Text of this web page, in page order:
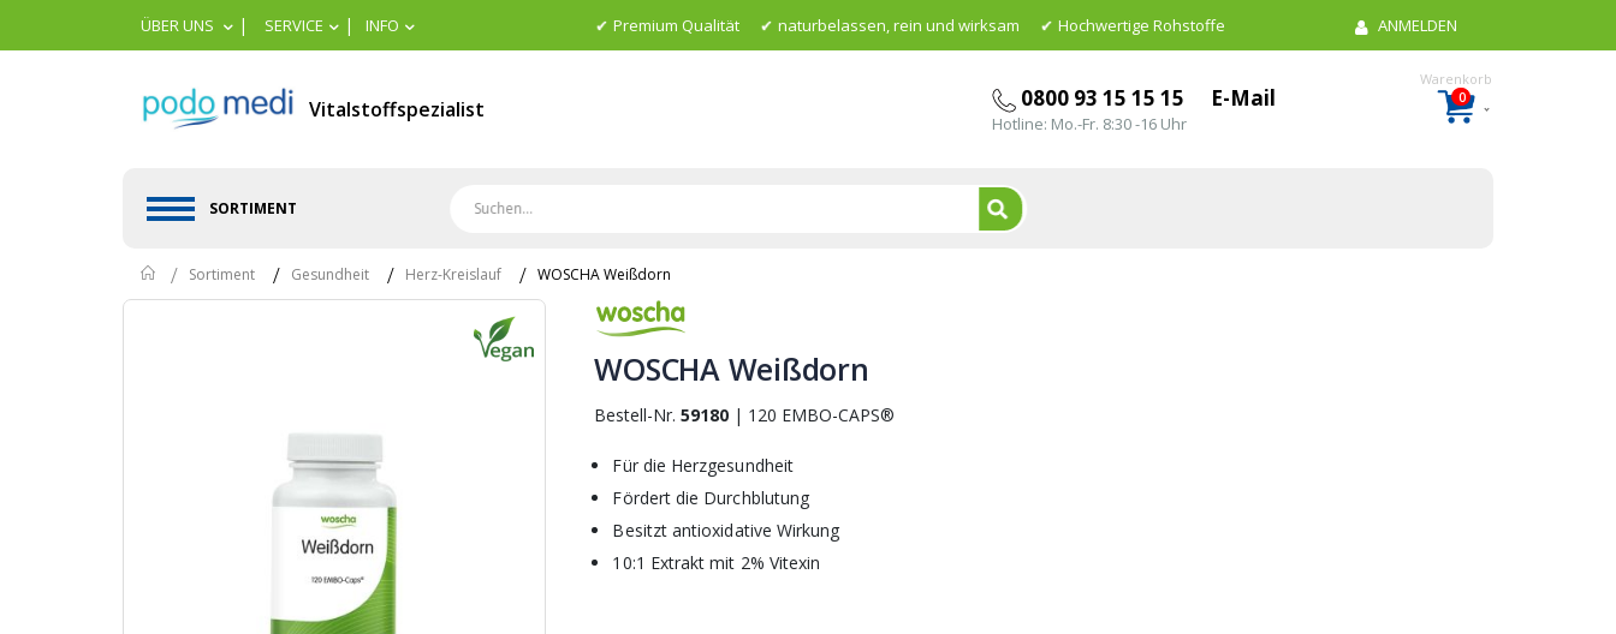
ÜBER UNS | SERVICE | INFO Premium Qualität naturbelassen, rein und wirksam Hochwertige Rohstoffe ANMELDEN
Vitalstoffspezialist 0800 93 15 15 15
Hotline: Mo.-Fr. 8:30 -16 Uhr
E-Mail
Warenkorb
0Artikel
SORTIMENT
Home
Sortiment Gesundheit Herz-Kreislauf WOSCHA Weißdorn
Skip
Skip
beginning
images
WOSCHA Weißdorn
Bestell-Nr.59180 | 120 EMBO-CAPS®
Für die Herzgesundheit
Fördert die Durchblutung
Besitzt antioxidative Wirkung
10:1 Extrakt mit 2% Vitexin